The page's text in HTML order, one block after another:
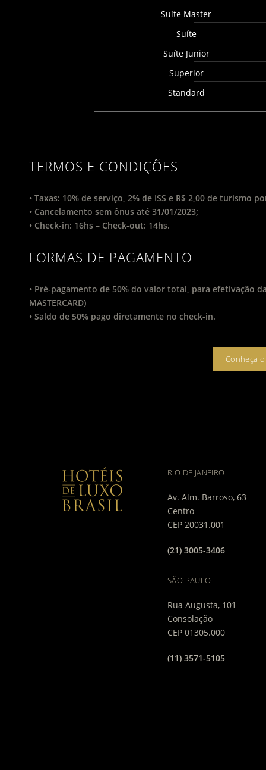
Suíte Master
Suíte
Suíte Junior
Superior
Standard
TERMOS E CONDIÇÕES
• Taxas: 10% de serviço, 2% de ISS e R$ 2,00 de turismo
• Cancelamento sem ônus até 31/01/2023;
• Check-in: 16hs – Check-out: 14hs.
FORMAS DE PAGAMENTO
• Pré-pagamento de 50% do valor total, para efetivação
MASTERCARD)
• Saldo de 50% pago diretamente no check-in.
Conheça
RIO DE JANEIRO
Av. Alm. Barroso, 63
Centro
CEP 20031.001
(21) 3005-3406
SÃO PAULO
Rua Augusta, 101
Consolação
CEP 01305.000
(11) 3571-5105